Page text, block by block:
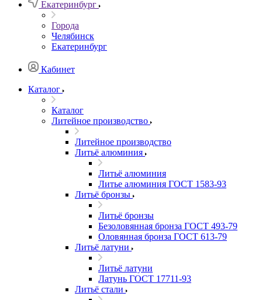
Екатеринбург
Города
Челябинск
Екатеринбург
Кабинет
Каталог
Каталог
Литейное производство
Литейное производство
Литьё алюминия
Литьё алюминия
Литье алюминия ГОСТ 1583-93
Литьё бронзы
Литьё бронзы
Безоловянная бронза ГОСТ 493-79
Оловянная бронза ГОСТ 613-79
Литьё латуни
Литьё латуни
Латунь ГОСТ 17711-93
Литьё стали